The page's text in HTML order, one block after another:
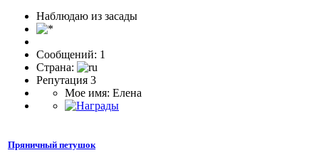
Наблюдаю из засады
Сообщений: 1
Страна:
Репутация 3
Мое имя: Елена
Пряничный петушок